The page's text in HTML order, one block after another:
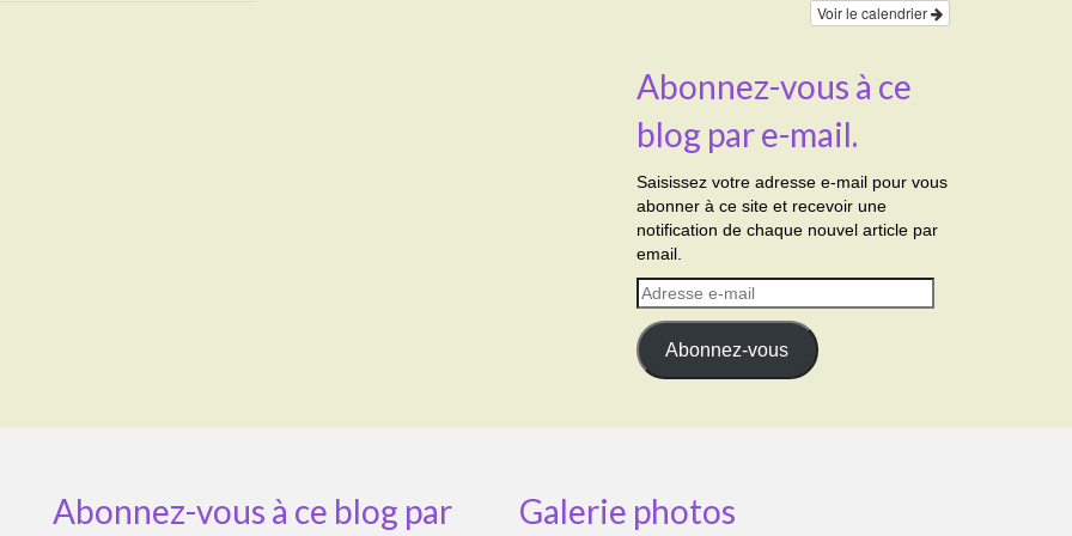
Voir le calendrier
Abonnez-vous à ce
blog par e-mail.
Saisissez votre adresse e-mail pour vous
abonner à ce site et recevoir une
notification de chaque nouvel article par
email.
Adresse
e-
mail
Abonnez-vous
Abonnez-vous à ce blog par Galerie photos